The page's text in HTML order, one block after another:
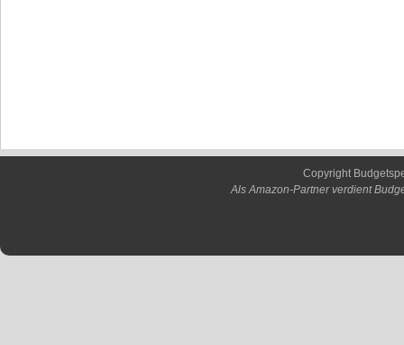
Copyright
Als Amazon-Partner verdient